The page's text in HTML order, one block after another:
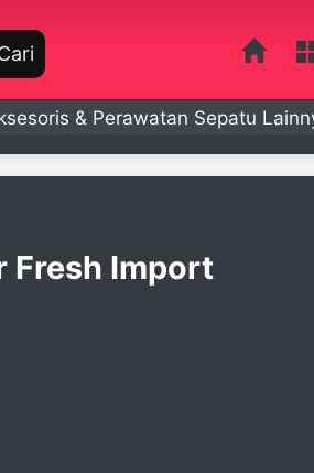
& Perawatan Sepatu
Fresh Import